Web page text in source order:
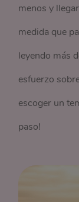
menos y
medida que
leyendo más
esfuerzo
escoger un
paso!